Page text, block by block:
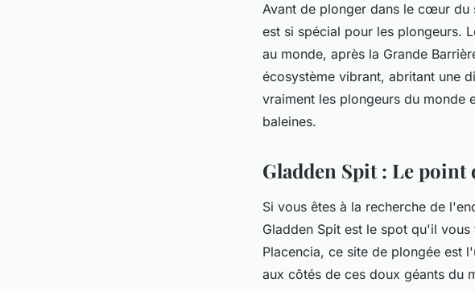
Avant de plonger dans le cœur du
est si spécial pour les plongeurs.
au monde, après la Grande
écosystème vibrant, abritant une
vraiment les plongeurs du monde
baleines.
Gladden Spit : Le
Si vous êtes à la recherche de
Gladden Spit est le spot qu'il
Placencia, ce site de plongée est
aux côtés de ces doux géants du